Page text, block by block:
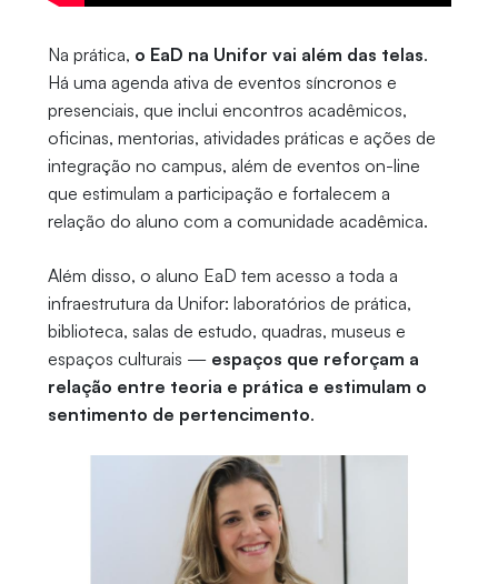
Na prática, o EaD na Unifor vai além das telas.
Há uma agenda ativa de eventos síncronos e
presenciais, que inclui encontros acadêmicos,
oficinas, mentorias, atividades práticas e ações de
integração no campus, além de eventos on-line
que estimulam a participação e fortalecem a
relação do aluno com a comunidade acadêmica.
Além disso, o aluno EaD tem acesso a toda a
infraestrutura da Unifor: laboratórios de prática,
biblioteca, salas de estudo, quadras, museus e
espaços culturais — espaços que reforçam a
relação entre teoria e prática e estimulam o
sentimento de pertencimento.